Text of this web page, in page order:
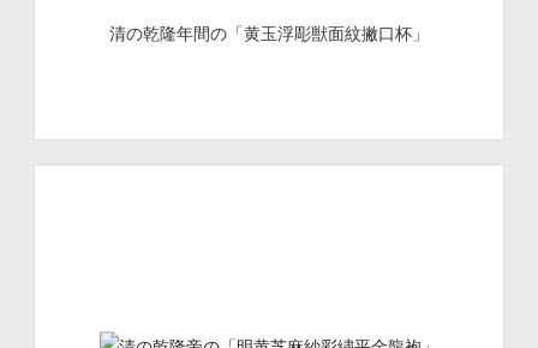
清の乾隆年間の「黄玉浮彫獣面紋撇口杯」